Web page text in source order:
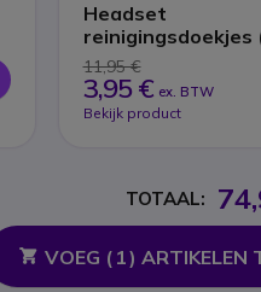
Headset
reinigingsdoekjes
11,95 €
3,95 € ex. BTW
Bekijk product
TOTAAL:
VOEG ( 1) ARTIKELEN